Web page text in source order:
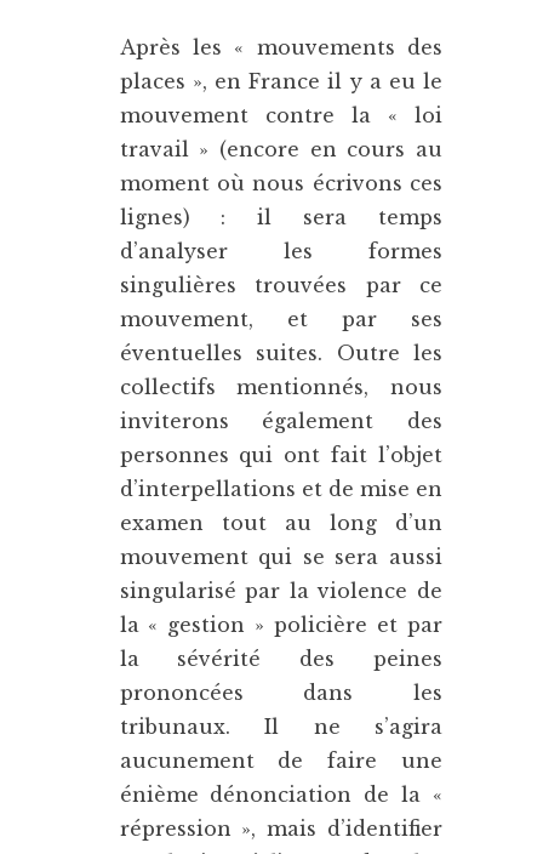
Après les « mouvements des
places », en France il y a eu le
mouvement contre la « loi
travail » (encore en cours au
moment où nous écrivons ces
lignes) : il sera temps
d’analyser les formes
singulières trouvées par ce
mouvement, et par ses
éventuelles suites. Outre les
collectifs mentionnés, nous
inviterons également des
personnes qui ont fait l’objet
d’interpellations et de mise en
examen tout au long d’un
mouvement qui se sera aussi
singularisé par la violence de
la « gestion » policière et par
la sévérité des peines
prononcées dans les
tribunaux. Il ne s’agira
aucunement de faire une
énième dénonciation de la «
répression », mais d’identifier